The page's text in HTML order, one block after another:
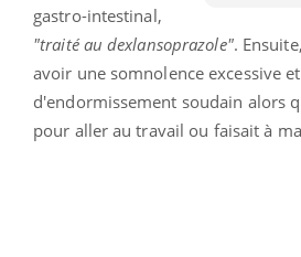
gastro-intestinal,
"traité au dexlansoprazole".
avoir une somnolence excessive
d'endormissement soudain alors
pour aller au travail ou faisait à